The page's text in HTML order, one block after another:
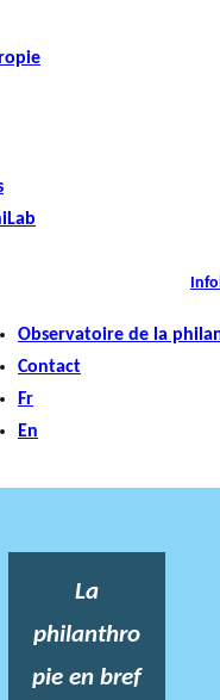
Observatoire de la
Contact
Fr
En
La
philanthro
pie en bref